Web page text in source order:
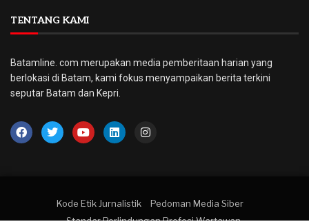
TENTANG KAMI
Batamline. com merupakan media pemberitaan harian yang
berlokasi di Batam, kami fokus menyampaikan berita terkini
seputar Batam dan Kepri.
Kode Etik Jurnalistik
Pedoman Media Siber
Standar Perlindungan Profesi Wartawan